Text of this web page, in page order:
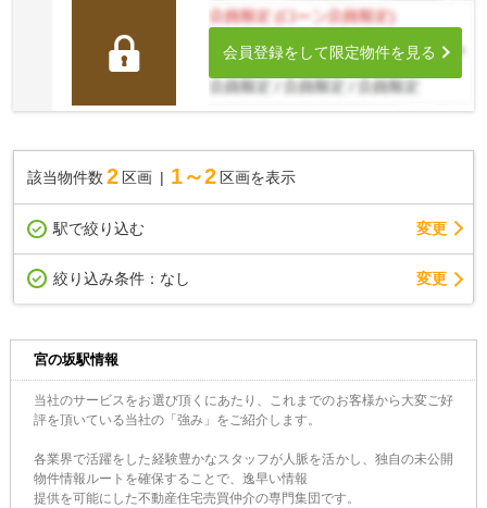
会員登録をして限定物件を見る
該当物件数 2 区画 1～2 区画を表示
駅で絞り込む 変更
絞り込み条件： なし 変更
宮の坂駅情報
当社のサービスをお選び頂くにあたり、これまでのお客様から大変ご好
評を頂いている当社の「強み」をご紹介します。
各業界で活躍をした経験豊かなスタッフが人脈を活かし、独自の未公開
物件情報ルートを確保することで、逸早い情報
提供を可能にした不動産住宅売買仲介の専門集団です。